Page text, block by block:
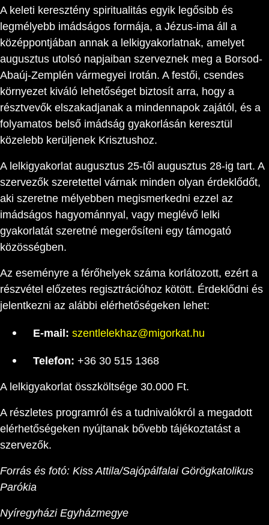
A keleti keresztény spiritualitás egyik legősibb és
legmélyebb imádságos formája, a Jézus-ima áll a
középpontjában annak a lelkigyakorlatnak, amelyet
augusztus utolsó napjaiban szerveznek meg a Borsod-
Abaúj-Zemplén vármegyei Irotán. A festői, csendes
környezet kiváló lehetőséget biztosít arra, hogy a
résztvevők elszakadjanak a mindennapok zajától, és a
folyamatos belső imádság gyakorlásán keresztül
közelebb kerüljenek Krisztushoz.
A lelkigyakorlat augusztus 25-től augusztus 28-ig tart. A
szervezők szeretettel várnak minden olyan érdeklődőt,
aki szeretne mélyebben megismerkedni ezzel az
imádságos hagyománnyal, vagy meglévő lelki
gyakorlatát szeretné megerősíteni egy támogató
közösségben.
Az eseményre a férőhelyek száma korlátozott, ezért a
részvétel előzetes regisztrációhoz kötött. Érdeklődni és
jelentkezni az alábbi elérhetőségeken lehet:
E-mail: szentlelekhaz@migorkat.hu
Telefon: +36 30 515 1368
A lelkigyakorlat összköltsége 30.000 Ft.
A részletes programról és a tudnivalókról a megadott
elérhetőségeken nyújtanak bővebb tájékoztatást a
szervezők.
Forrás és fotó: Kiss Attila/Sajópálfalai Görögkatolikus
Parókia
Nyíregyházi Egyházmegye